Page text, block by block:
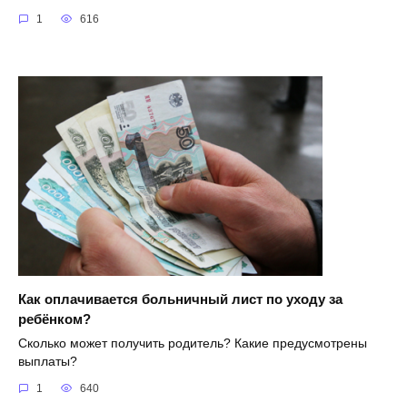
1 616
Как оплачивается больничный лист по уходу за
ребёнком?
Сколько может получить родитель? Какие предусмотрены
выплаты?
1 640